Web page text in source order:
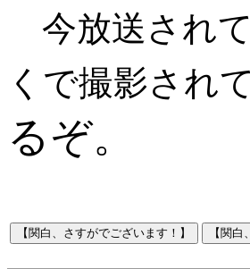
今放送され
くで撮影され
るぞ。